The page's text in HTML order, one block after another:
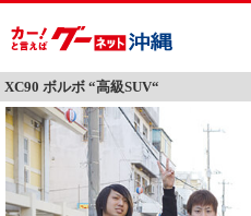
XC90 ボルボ “高級SUV“